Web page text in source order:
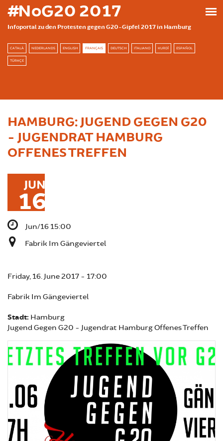
Skip to main content
#NoG20 2017
Infoportal zu den Protesten gegen G20-Gipfel 2017 in Hamburg
CATALÀ NEDERLANDS ENGLISH FRANÇAIS DEUTSCH ITALIANO KURDÎ ESPAÑOL
TÜRKÇE
HAMBURG: JUGEND GEGEN G20
- JUGENDRAT HAMBURG
OFFENES TREFFEN
JUN
16
Jun/16 15:00
Fabrik Im Gängeviertel
Friday, 16. June 2017 - 17:00
Fabrik Im Gängeviertel
Stadt: Hamburg
Jugend Gegen G20 - Jugendrat Hamburg Offenes Treffen